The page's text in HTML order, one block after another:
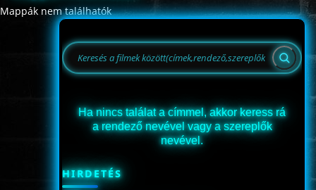
Mappák nem találhatók
Ha nincs találat a címmel, akkor keress rá
a rendező nevével vagy a szereplők
nevével.
HIRDETÉS